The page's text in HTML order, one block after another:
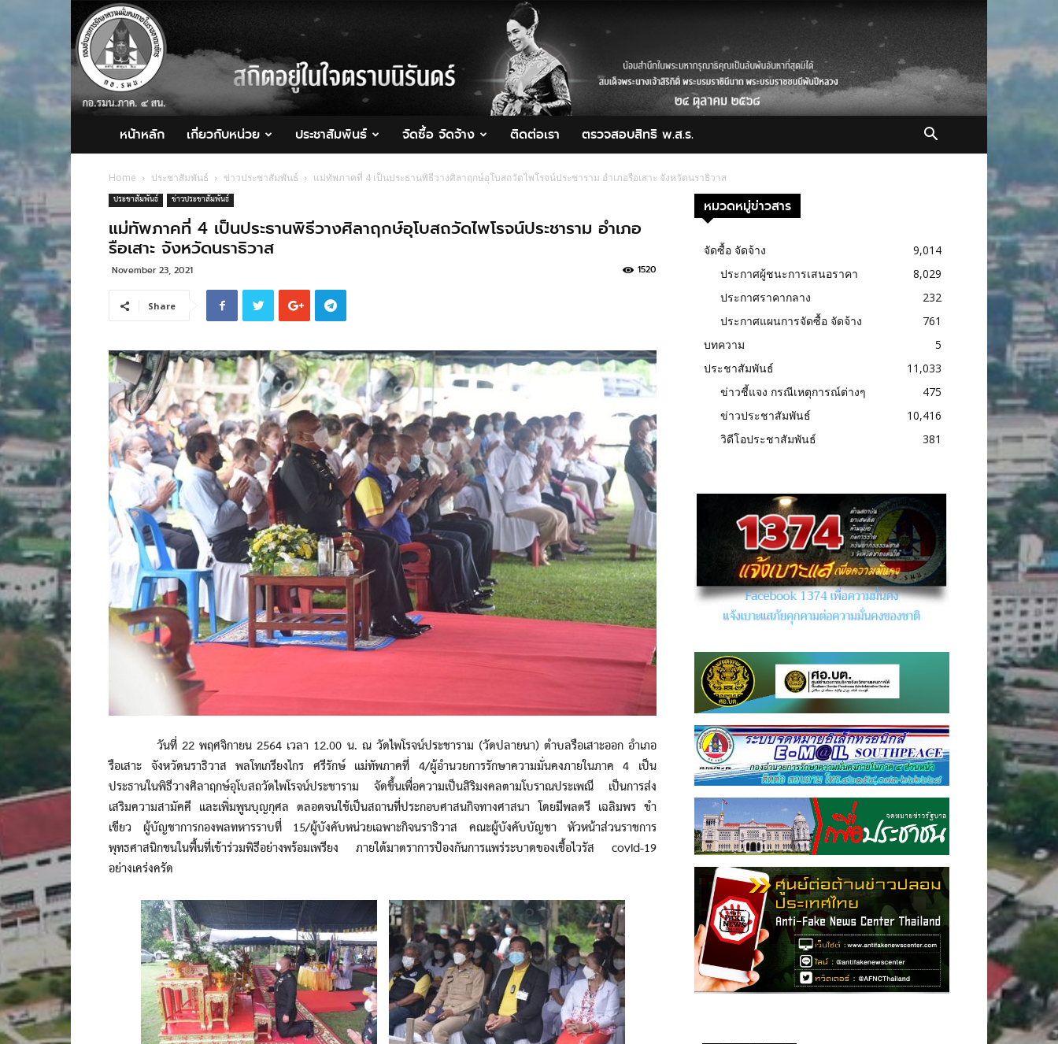
กอ.รมน.ภาค
4
สน.
หน้าหลัก เกี่ยวกับหน่วย ประชาสัมพันธ์ จัดซื้อ จัดจ้าง ติดต่อเรา ตรวจสอบสิทธิ พ.ส.ร.
Home ประชาสัมพันธ์ ข่าวประชาสัมพันธ์ แม่ทัพภาคที่ 4 เป็นประธานพิธีวางศิลาฤกษ์อุโบสถวัดไพโรจน์ประชาราม อำเภอรือเสาะ จังหวัดนราธิวาส
ประชาสัมพันธ์ ข่าวประชาสัมพันธ์
แม่ทัพภาคที่ 4 เป็นประธานพิธีวางศิลาฤกษ์อุโบสถวัดไพโรจน์ประชาราม อำเภอ
รือเสาะ จังหวัดนราธิวาส
November 23, 2021 1520
Share
วันที่ 22 พฤศจิกายน 2564 เวลา 12.00 น. ณ วัดไพโรจน์ประชาราม (วัดปลายนา) ตำบลรือเสาะออก อำเภอ
รือเสาะ จังหวัดนราธิวาส พลโทเกรียงไกร ศรีรักษ์ แม่ทัพภาคที่ 4/ผู้อำนวยการรักษาความมั่นคงภายในภาค 4 เป็น
ประธานในพิธีวางศิลาฤกษ์อุโบสถวัดไพโรจน์ประชาราม จัดขึ้นเพื่อความเป็นสิริมงคลตามโบราณประเพณี เป็นการส่ง
เสริมความสามัคคี และเพิ่มพูนบุญกุศล ตลอดจนใช้เป็นสถานที่ประกอบศาสนกิจทางศาสนา โดยมีพลตรี เฉลิมพร ขำ
เขียว ผู้บัญชาการกองพลทหารราบที่ 15/ผู้บังคับหน่วยเฉพาะกิจนราธิวาส คณะผู้บังคับบัญชา หัวหน้าส่วนราชการ
พุทธศาสนิกชนในพื้นที่เข้าร่วมพิธีอย่างพร้อมเพรียง ภายใต้มาตราการป้องกันการแพร่ระบาดของเชื้อไวรัส covid-19
อย่างเคร่งครัด
หมวดหมู่ข่าวสาร
จัดซื้อ จัดจ้าง
9,014
ประกาศผู้ชนะการเสนอราคา
8,029
ประกาศราคากลาง
232
ประกาศแผนการจัดซื้อ จัดจ้าง
761
บทความ
5
ประชาสัมพันธ์
11,033
ข่าวชี้แจง กรณีเหตุการณ์ต่างๆ
475
ข่าวประชาสัมพันธ์
10,416
วิดีโอประชาสัมพันธ์
381